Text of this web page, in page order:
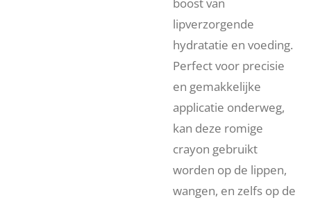
boost van
lipverzorgende
hydratatie en voeding.
Perfect voor precisie
en gemakkelijke
applicatie onderweg,
kan deze romige
crayon gebruikt
worden op de lippen,
wangen, en zelfs op de